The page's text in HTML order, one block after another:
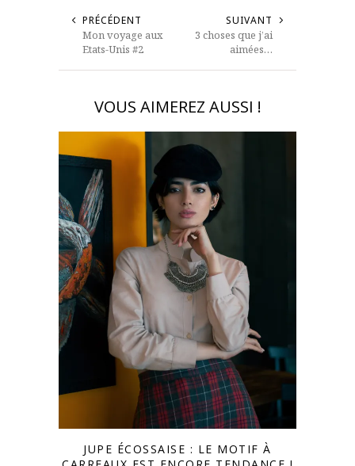
PRÉCÉDENT
Mon voyage aux
Etats-Unis #2
SUIVANT
3 choses que j’ai
aimées…
VOUS AIMEREZ AUSSI !
JUPE ÉCOSSAISE : LE MOTIF À